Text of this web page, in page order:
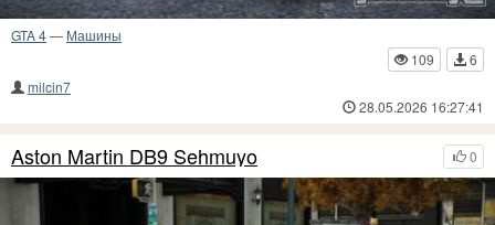
GTA 4— Машины
109
6
milcin7
28.05.2026 16:27:41
0
Aston Martin DB9 Sehmuyo